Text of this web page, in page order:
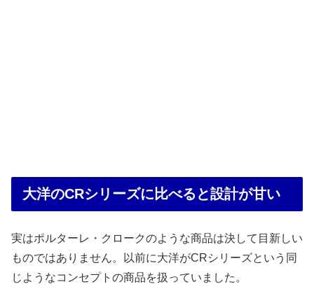
大洋のCRシリーズに比べると設計が甘い
実はポルターレ・クロークのような商品は決して目新しい
ものではありません。以前に大洋がCRシリーズという同
じようなコンセプトの商品を扱っていました。